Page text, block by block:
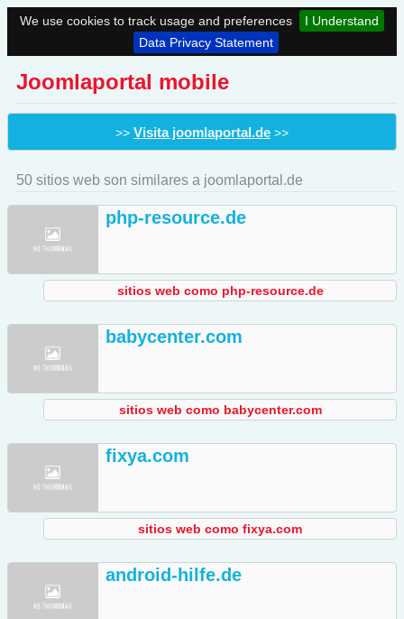
We use cookies to track usage and preferences
I Understand
Data Privacy Statement
Joomlaportal mobile
>> Visita joomlaportal.de >>
50 sitios web son similares a joomlaportal.de
php-resource.de
sitios web como php-resource.de
babycenter.com
sitios web como babycenter.com
fixya.com
sitios web como fixya.com
android-hilfe.de